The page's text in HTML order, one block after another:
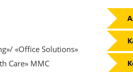
«Office Solutions»
Care» MMC